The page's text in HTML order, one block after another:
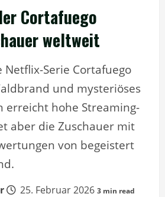
Cortafuego
weltweit
Netflix-Serie Cortafuego
und mysteriöses
erreicht hohe Streaming-
aber die Zuschauer mit
von begeistert
25. Februar 2026 3 min read